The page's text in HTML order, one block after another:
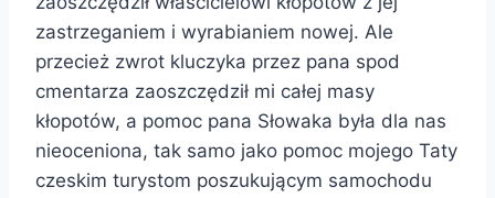
zastrzeganiem i wyrabianiem nowej. Ale
przecież zwrot kluczyka przez pana spod
cmentarza zaoszczędził mi całej masy
kłopotów, a pomoc pana Słowaka była dla nas
nieoceniona, tak samo jako pomoc mojego Taty
czeskim turystom poszukującym samochodu